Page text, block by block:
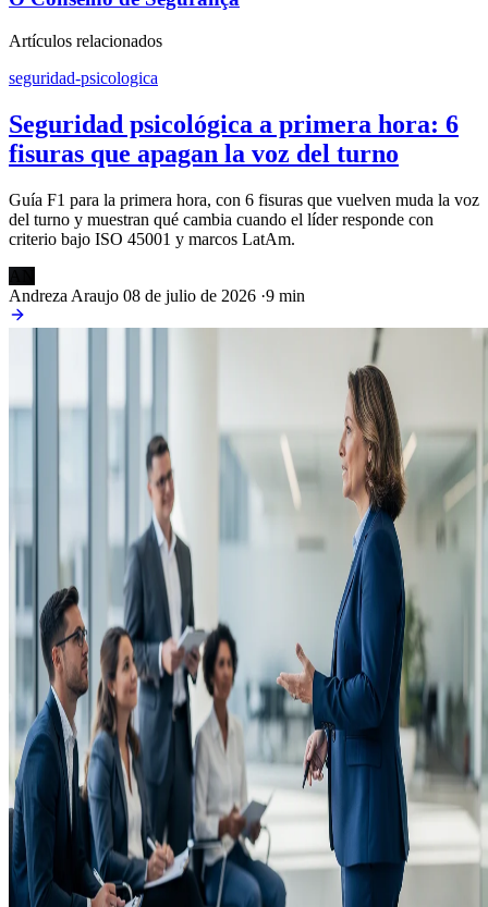
Artículos relacionados
seguridad-psicologica
Seguridad psicológica a primera hora: 6
fisuras que apagan la voz del turno
Guía F1 para la primera hora, con 6 fisuras que vuelven muda la voz
del turno y muestran qué cambia cuando el líder responde con
criterio bajo ISO 45001 y marcos LatAm.
Andreza Araujo 08 de julio de 2026 ·9 min